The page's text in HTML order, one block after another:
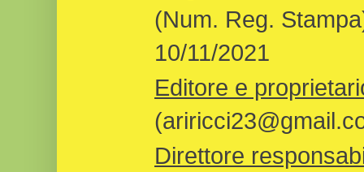
(Num. Reg.
10/11/2021
Editore e
Direttore